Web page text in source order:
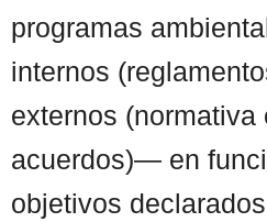
programas
internos
externos (normativa
acuerdos)— en
objetivos